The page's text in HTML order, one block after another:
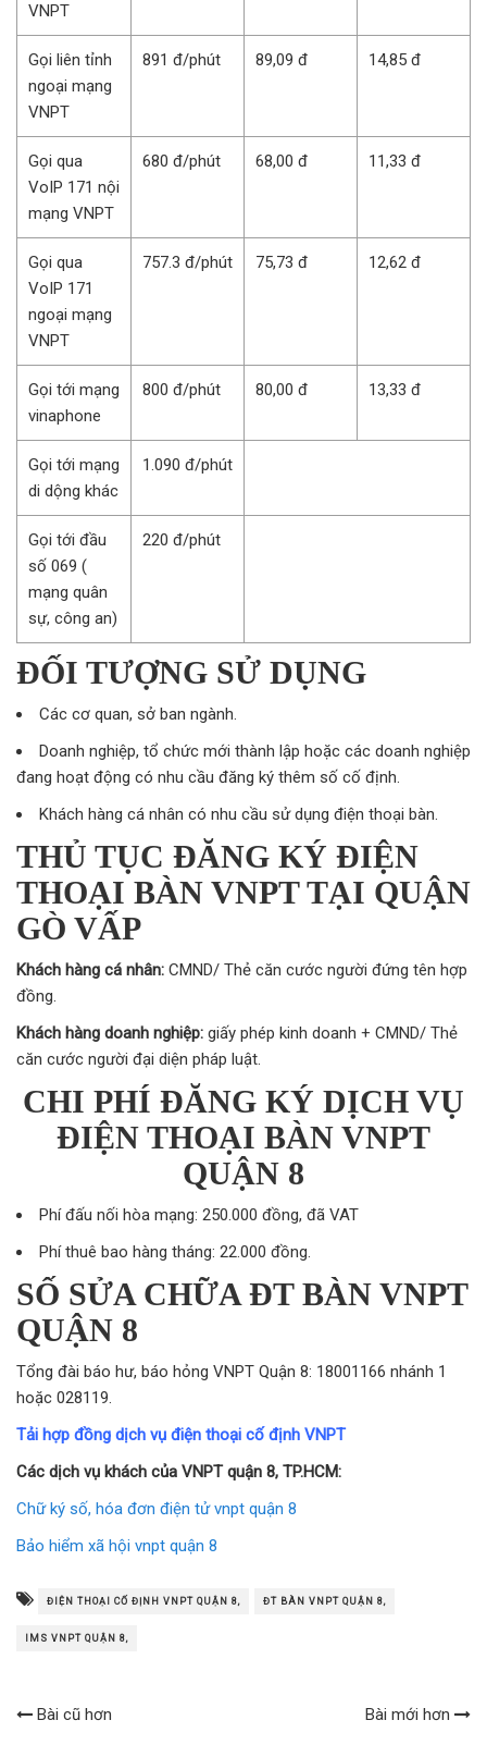
VNPT
Gọi liên tỉnh
ngoại mạng
VNPT
891 đ/phút 89,09 đ 14,85 đ
Gọi qua
VoIP 171 nội
mạng VNPT
680 đ/phút 68,00 đ 11,33 đ
Gọi qua
VoIP 171
ngoại mạng
VNPT
757.3 đ/phút 75,73 đ 12,62 đ
Gọi tới mạng
vinaphone
800 đ/phút 80,00 đ 13,33 đ
Gọi tới mạng
di dộng khác
1.090 đ/phút
Gọi tới đầu
số 069 (
mạng quân
sự, công an)
220 đ/phút
ĐỐI TƯỢNG SỬ DỤNG
Các cơ quan, sở ban ngành.
Doanh nghiệp, tổ chức mới thành lập hoặc các doanh nghiệp
đang hoạt động có nhu cầu đăng ký thêm số cố định.
Khách hàng cá nhân có nhu cầu sử dụng điện thoại bàn.
THỦ TỤC ĐĂNG KÝ ĐIỆN
THOẠI BÀN VNPT TẠI QUẬN
GÒ VẤP
Khách hàng cá nhân: CMND/ Thẻ căn cước người đứng tên hợp
đồng.
Khách hàng doanh nghiệp: giấy phép kinh doanh + CMND/ Thẻ
căn cước người đại diện pháp luật.
CHI PHÍ ĐĂNG KÝ DỊCH VỤ
ĐIỆN THOẠI BÀN VNPT
QUẬN 8
Phí đấu nối hòa mạng: 250.000 đồng, đã VAT
Phí thuê bao hàng tháng: 22.000 đồng.
SỐ SỬA CHỮA ĐT BÀN VNPT
QUẬN 8
Tổng đài báo hư, báo hỏng VNPT Quận 8: 18001166 nhánh 1
hoặc 028119.
Tải hợp đồng dịch vụ điện thoại cố định VNPT
Các dịch vụ khách của VNPT quận 8, TP.HCM:
Chữ ký số, hóa đơn điện tử vnpt quận 8
Bảo hiểm xã hội vnpt quận 8
ĐIỆN THOẠI CỐ ĐỊNH VNPT QUẬN 8, ĐT BÀN VNPT QUẬN 8,
IMS VNPT QUẬN 8,
Bài cũ hơn Bài mới hơn